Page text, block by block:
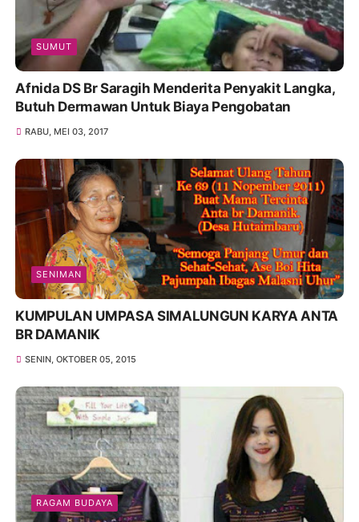
SUMUT
Afnida DS Br Saragih Menderita Penyakit Langka,
Butuh Dermawan Untuk Biaya Pengobatan
RABU, MEI 03, 2017
SENIMAN
KUMPULAN UMPASA SIMALUNGUN KARYA ANTA
BR DAMANIK
SENIN, OKTOBER 05, 2015
RAGAM BUDAYA